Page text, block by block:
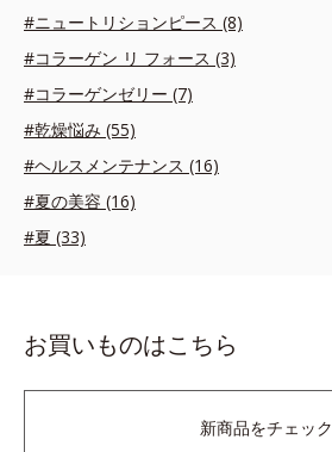
#ニュートリションピース (8)
#コラーゲン リ フォース (3)
#コラーゲンゼリー (7)
#乾燥悩み (55)
#ヘルスメンテナンス (16)
#夏の美容 (16)
#夏 (33)
お買いものはこちら
新商品をチェック